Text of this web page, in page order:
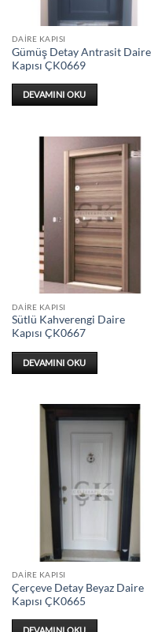
DAIRE KAPISI
Gümüş Detay Antrasit Daire
Kapısı ÇK0669
DEVAMINI OKU
DAIRE KAPISI
Sütlü Kahverengi Daire
Kapısı ÇK0667
DEVAMINI OKU
DAIRE KAPISI
Çerçeve Detay Beyaz Daire
Kapısı ÇK0665